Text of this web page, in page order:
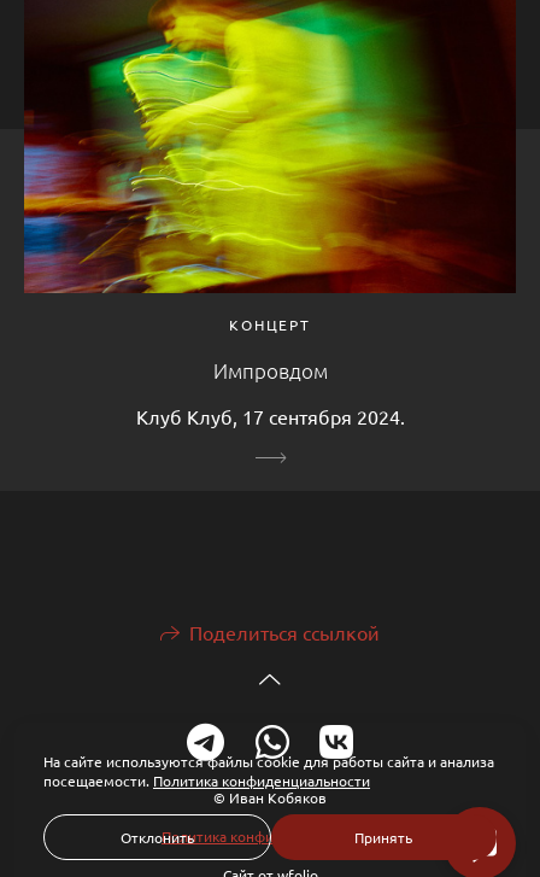
КОНЦЕРТ
Импровдом
Клуб Клуб, 17 сентября 2024.
Поделиться ссылкой
© Иван Кобяков
Политика конфиденциальности
На сайте используются файлы cookie для работы сайта и анализа
посещаемости. Политика конфиденциальности
Отклонить Принять